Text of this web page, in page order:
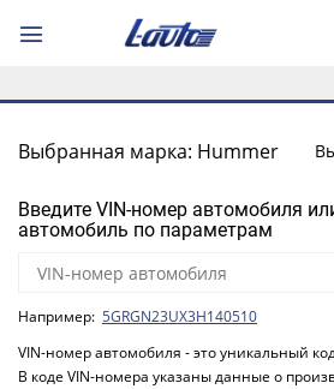
Выбранная марка: Hummer
Введите VIN-номер автомобиля
автомобиль по параметрам
Например: 5GRGN23UX3H140510
VIN-номер автомобиля - это уникальный
В коде VIN-номера указаны данные о